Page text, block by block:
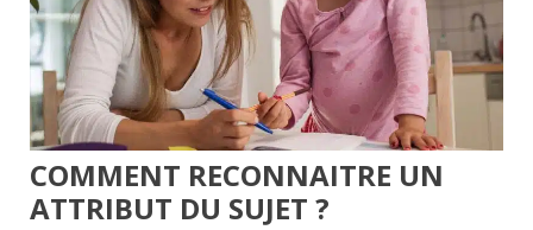
COMMENT RECONNAITRE UN
ATTRIBUT DU SUJET ?